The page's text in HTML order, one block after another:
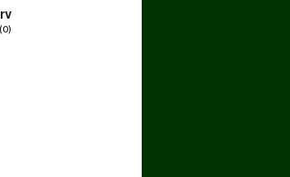
0)